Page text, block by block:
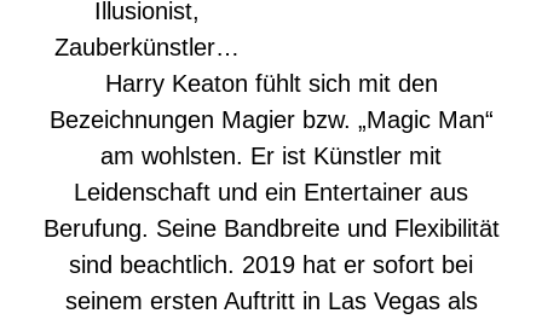
Illusionist,
Zauberkünstler…
Harry Keaton fühlt sich mit den
Bezeichnungen Magier bzw. „Magic Man“
am wohlsten. Er ist Künstler mit
Leidenschaft und ein Entertainer aus
Berufung. Seine Bandbreite und Flexibilität
sind beachtlich. 2019 hat er sofort bei
seinem ersten Auftritt in Las Vegas als